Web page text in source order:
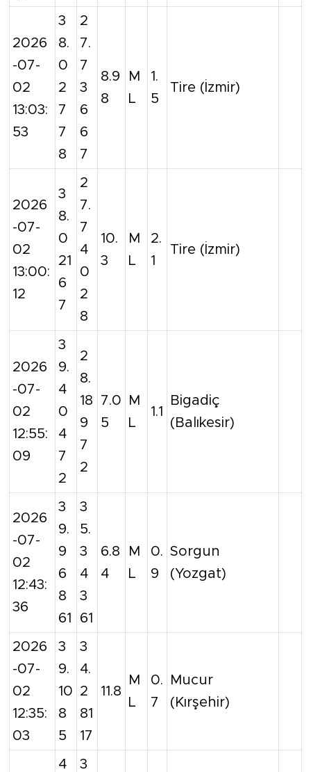
2026
-07-
02
13:03:
53
3
8.
0
2
7
7
8
2
7.
7
3
6
6
7
8.9
8
M
L
1.
5
Tire (İzmir)
2026
-07-
02
13:00:
12
3
8.
0
21
6
7
2
7.
7
4
0
2
8
10.
3
M
L
2.
1
Tire (İzmir)
2026
-07-
02
12:55:
09
3
9.
4
0
4
7
2
2
8.
18
9
7
2
7.0
5
M
L
1.1
Bigadiç
(Balıkesir)
2026
-07-
02
12:43:
36
3
9.
9
6
8
61
3
5.
3
4
3
61
6.8
4
M
L
0.
9
Sorgun
(Yozgat)
2026
-07-
02
12:35:
03
3
9.
10
8
5
3
4.
2
81
17
11.8
M
L
0.
7
Mucur
(Kırşehir)
4
3